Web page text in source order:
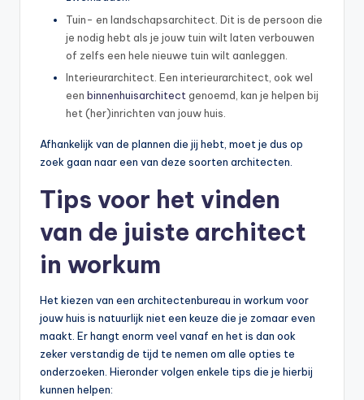
Tuin- en landschapsarchitect. Dit is de persoon die
je nodig hebt als je jouw tuin wilt laten verbouwen
of zelfs een hele nieuwe tuin wilt aanleggen.
Interieurarchitect. Een interieurarchitect, ook wel
een binnenhuisarchitect genoemd, kan je helpen bij
het (her)inrichten van jouw huis.
Afhankelijk van de plannen die jij hebt, moet je dus op
zoek gaan naar een van deze soorten architecten.
Tips voor het vinden
van de juiste architect
in workum
Het kiezen van een architectenbureau in workum voor
jouw huis is natuurlijk niet een keuze die je zomaar even
maakt. Er hangt enorm veel vanaf en het is dan ook
zeker verstandig de tijd te nemen om alle opties te
onderzoeken. Hieronder volgen enkele tips die je hierbij
kunnen helpen: